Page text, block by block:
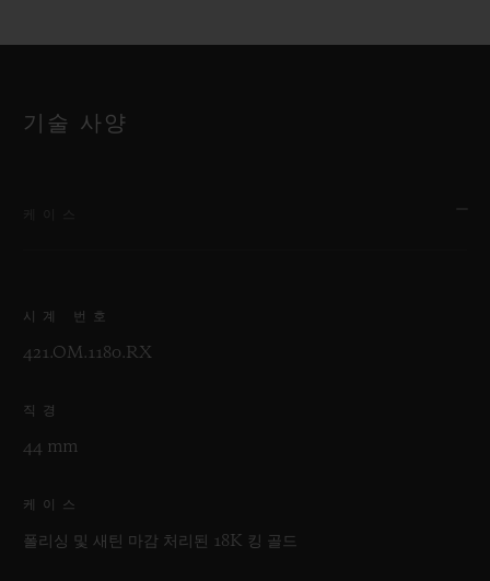
기술 사양
시계 번호
421.OM.1180.RX
직경
44 mm
케이스
폴리싱 및 새틴 마감 처리된 18K 킹 골드